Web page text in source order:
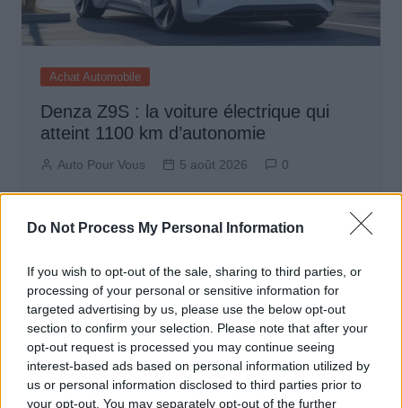
Do Not Process My Personal Information
If you wish to opt-out of the sale, sharing to third parties, or
processing of your personal or sensitive information for
targeted advertising by us, please use the below opt-out
section to confirm your selection. Please note that after your
opt-out request is processed you may continue seeing
interest-based ads based on personal information utilized by
us or personal information disclosed to third parties prior to
your opt-out. You may separately opt-out of the further
Achat Automobile
Denza Z9S : la voiture électrique qui
atteint 1100 km d’autonomie
Auto Pour Vous 5 août 2026 0